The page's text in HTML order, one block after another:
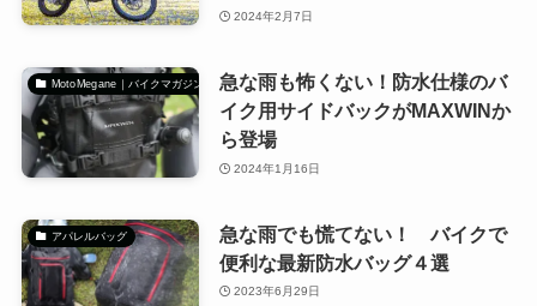
2024年2月7日
MotoMegane｜バイクマガジン
急な雨も怖くない！防水仕様のバ
イク用サイドバックがMAXWINか
ら登場
2024年1月16日
アパレルバッグ
急な雨でも慌てない！ バイクで
便利な最新防水バッグ４選
2023年6月29日